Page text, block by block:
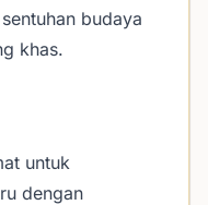
budaya
khas.
untuk
dengan